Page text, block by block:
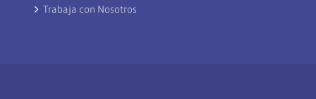
Trabaja con Nosotros